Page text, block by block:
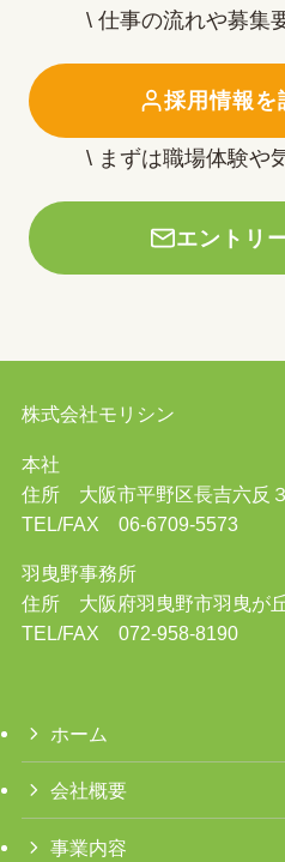
\ 仕事の流れや募集
採用情報を
\ まずは職場体験や
エントリ
株式会社モリシン
本社
住所 大阪市平野区長吉六反
TEL/FAX 06-6709-5573
羽曳野事務所
住所 大阪府羽曳野市羽曳が
TEL/FAX 072-958-8190
ホーム
会社概要
事業内容